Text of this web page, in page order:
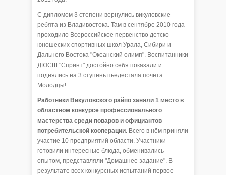
С дипломом 3 степени вернулись викуловские
ребята из Владивостока. Там в сентябре 2010 года
проходило Всероссийское первенство детско-
юношеских спортивных школ Урала, Сибири и
Дальнего Востока "Океанский олимп". Воспитанники
ДЮСШ "Спринт" достойно себя показали и
поднялись на 3 ступень пьедестала почёта.
Молодцы!
Работники Викуловского райпо заняли 1 место в
областном конкурсе профессионального
мастерства среди поваров и официантов
потребительской кооперации. Всего в нём приняли
участие 10 предприятий области. Участники
готовили интересные блюда, обменивались
опытом, представляли "Домашнее задание". В
результате всех конкурсных испытаний первое